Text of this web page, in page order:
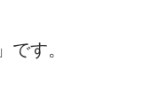
す。